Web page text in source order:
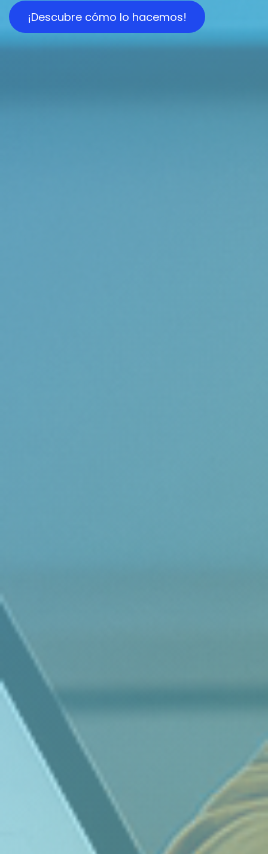
¡Descubre cómo lo hacemos!